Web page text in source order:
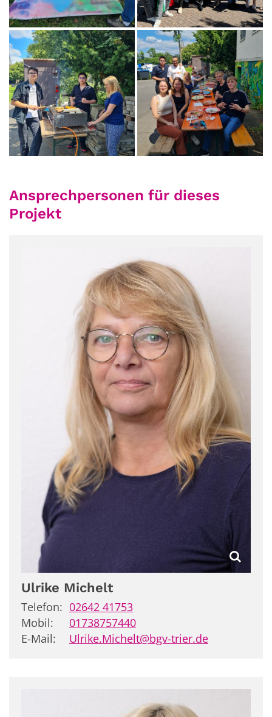
Ansprechpersonen für dieses
Projekt
Ulrike Michelt
Telefon: 02642 41753
Mobil:
01738757440
E-Mail:
Ulrike.Michelt@bgv-trier.de